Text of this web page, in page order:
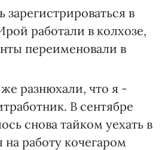
в
работали в колхозе,
переименовали в
разнюхали, что я -
В сентябре
снова тайком уехать в
работу кочегаром